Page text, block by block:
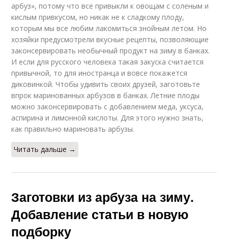
арбуз», потому что все привыкли к овощам с соленым и
кислым привкусом, но никак не к сладкому плоду,
которым мы все любим лакомиться знойным летом. Но
хозяйки предусмотрели вкусные рецепты, позволяющие
законсервировать необычный продукт на зиму в банках.
И если для русского человека такая закуска считается
привычной, то для иностранца и вовсе покажется
диковинкой. Чтобы удивить своих друзей, заготовьте
впрок маринованных арбузов в банках. Летние плоды
можно законсервировать с добавлением меда, уксуса,
аспирина и лимонной кислоты. Для этого нужно знать,
как правильно мариновать арбузы.
Читать дальше →
Заготовки из арбуза на зиму.
Добавление статьи в новую
подборку